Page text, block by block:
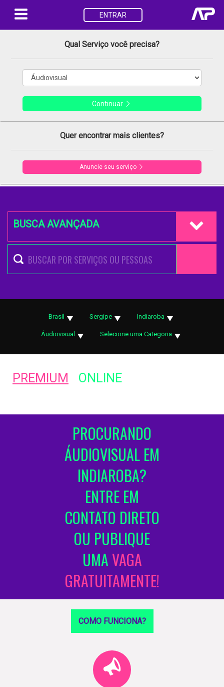
ENTRAR
Qual Serviço você precisa?
Continuar
Quer encontrar mais clientes?
Anuncie seu serviço
BUSCA AVANÇADA
Brasil Sergipe Indiaroba
Áudiovisual Selecione uma Categoria
PREMIUM ONLINE
PROCURANDO
ÁUDIOVISUAL EM
INDIAROBA?
ENTRE EM
CONTATO DIRETO
OU PUBLIQUE
UMAVAGA
GRATUITAMENTE!
COMO FUNCIONA?